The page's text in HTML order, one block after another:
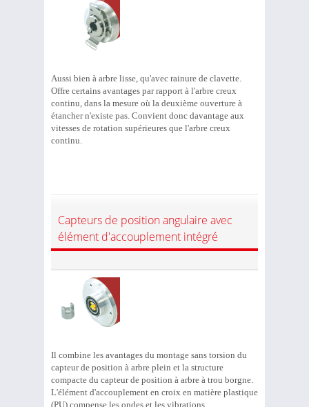
Aussi bien à arbre lisse, qu'avec rainure de clavette.
Offre certains avantages par rapport à l'arbre creux
continu, dans la mesure où la deuxième ouverture à
étancher n'existe pas. Convient donc davantage aux
vitesses de rotation supérieures que l'arbre creux
continu.
Capteurs de position angulaire avec
élément d'accouplement intégré
Il combine les avantages du montage sans torsion du
capteur de position à arbre plein et la structure
compacte du capteur de position à arbre à trou borgne.
L'élément d'accouplement en croix en matière plastique
(PU) compense les ondes et les vibrations.